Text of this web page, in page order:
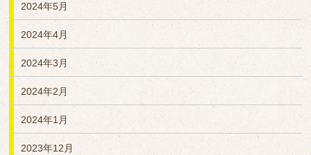
2024年5月
2024年4月
2024年3月
2024年2月
2024年1月
2023年12月